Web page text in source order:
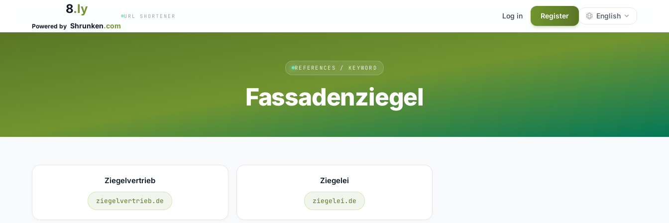
8.ly
Powered by Shrunken.com
URL SHORTENER Log in Register English
REFERENCES / KEYWORD
Fassadenziegel
Ziegelvertrieb
ziegelvertrieb.de
Ziegelei
ziegelei.de